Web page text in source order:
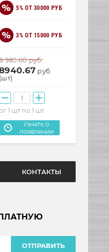
5% ОТ 30000 РУБ
3% ОТ 15000 РУБ
985.60руб.
руб.
(шт)
1 шт по 1 шт
Узнать о
появлении
КОНТАКТЫ
ОТПРАВИТЬ